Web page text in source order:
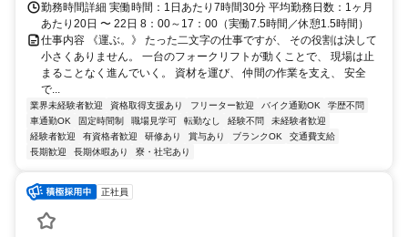
勤務時間詳細 実働時間：1日あたり7時間30分 平均勤務日数：1ヶ月
あたり20日 〜 22日 8：00～17：00（実働7.5時間／休憩1.5時間）
仕事内容 《運ぶ。》 たった二文字の仕事ですが、 その役割は決して
小さくありません。 一台のフォークリフトが動くことで、 現場は止
まることなく進んでいく。 資材を運び、 仲間の作業を支え、 安全
で...
業界未経験者歓迎 資格取得支援あり フリーター歓迎 バイク通勤OK
学歴不問
車通勤OK
固定時間制 職場見学可 転勤なし 経験不問
未経験者歓迎
経験者歓迎
有資格者歓迎 研修あり 賞与あり ブランクOK
交通費支給
長期歓迎
長期休暇あり 寮・社宅あり
正社員